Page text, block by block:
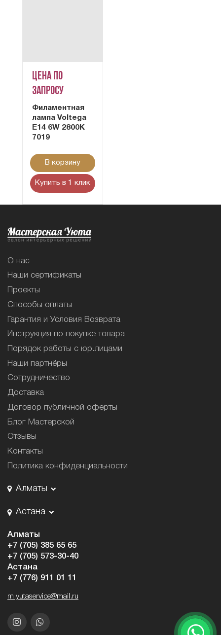
Цена по
запросу
Филаментная
лампа Voltega
E14 6W 2800K
7019
В корзину
Купить в 1 клик
О нас
Наши сертификаты
Проекты
Способы оплаты
Гарантия и Условия Возврата
Инструкция по покупке товара
Порядок работы с юр.лицами
Наши партнёры
Сотрудничество
Доставка
Договор публичной оферты
Блог Мастерской
Отзывы
Контакты
Политика конфиденциальности
Алматы
Астана
Алматы
+7 (705) 385 65 65
+7 (705) 573-30-40
Астана
+7 (776) 911 01 11
m.yutaservice@mail.ru